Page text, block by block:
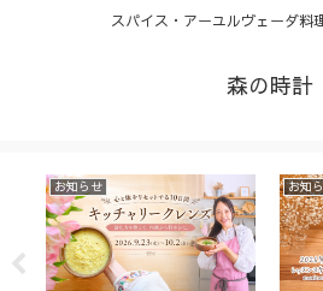
スパイス・アーユルヴェーダ料
森の時計
お知らせ お知